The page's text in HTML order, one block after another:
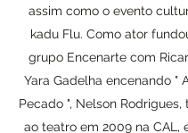
assim como o evento
kadu Flu. Como ator
grupo Encenarte com
Yara Gadelha encenando "
Pecado ", Nelson
ao teatro em 2009 na CAL,